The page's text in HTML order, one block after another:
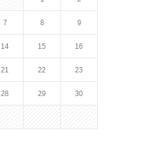
7 8 9
14 15 16
21 22 23
28 29 30